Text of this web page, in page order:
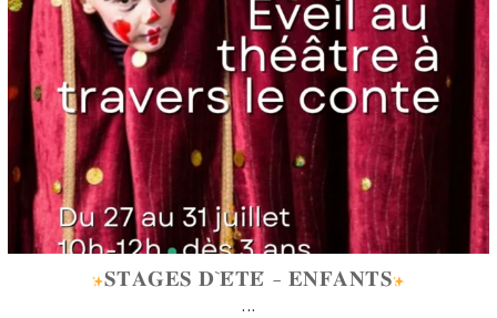
𝐒𝐓𝐀𝐆𝐄𝐒 𝐃`𝐄́𝐓𝐄́ - 𝐄𝐍𝐅𝐀𝐍𝐓𝐒
...